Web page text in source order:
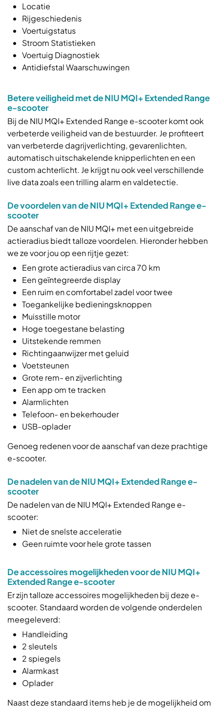
Locatie
Rijgeschiedenis
Voertuigstatus
Stroom Statistieken
Voertuig Diagnostiek
Antidiefstal Waarschuwingen
Betere veiligheid met de NIU MQI+ Extended Range
e-scooter
Bij de NIU MQI+ Extended Range e-scooter komt ook
verbeterde veiligheid van de bestuurder. Je profiteert
van verbeterde dagrijverlichting, gevarenlichten,
automatisch uitschakelende knipperlichten en een
custom achterlicht. Je krijgt nu ook veel verschillende
live data zoals een trilling alarm en valdetectie.
De voordelen van de NIU MQI+ Extended Range e-
scooter
De aanschaf van de NIU MQI+ met een uitgebreide
actieradius biedt talloze voordelen. Hieronder hebben
we ze voor jou op een rijtje gezet:
Een grote actieradius van circa 70 km
Een geïntegreerde display
Een ruim en comfortabel zadel voor twee
Toegankelijke bedieningsknoppen
Muisstille motor
Hoge toegestane belasting
Uitstekende remmen
Richtingaanwijzer met geluid
Voetsteunen
Grote rem- en zijverlichting
Een app om te tracken
Alarmlichten
Telefoon- en bekerhouder
USB-oplader
Genoeg redenen voor de aanschaf van deze prachtige
e-scooter.
De nadelen van de NIU MQI+ Extended Range e-
scooter
De nadelen van de NIU MQI+ Extended Range e-
scooter:
Niet de snelste acceleratie
Geen ruimte voor hele grote tassen
De accessoires mogelijkheden voor de NIU MQI+
Extended Range e-scooter
Er zijn talloze accessoires mogelijkheden bij deze e-
scooter. Standaard worden de volgende onderdelen
meegeleverd:
Handleiding
2 sleutels
2 spiegels
Alarmkast
Oplader
Naast deze standaard items heb je de mogelijkheid om